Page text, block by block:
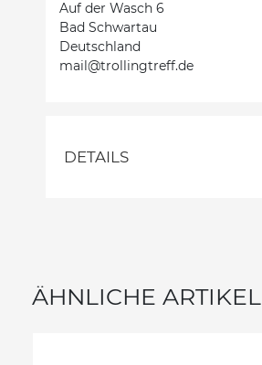
Auf der Wasch 6
Bad Schwartau
Deutschland
mail@trollingtreff.de
DETAILS
ÄHNLICHE ARTIKEL